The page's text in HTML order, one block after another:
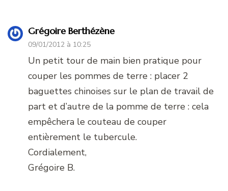
Grégoire Berthézène
09/01/2012 à 10:25
Un petit tour de main bien pratique pour
couper les pommes de terre : placer 2
baguettes chinoises sur le plan de travail de
part et d’autre de la pomme de terre : cela
empêchera le couteau de couper
entièrement le tubercule.
Cordialement,
Grégoire B.